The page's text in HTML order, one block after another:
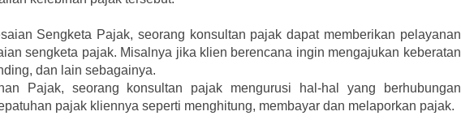
Sengketa Pajak, seorang konsultan pajak dapat memberikan pelayanan
sengketa pajak. Misalnya jika klien berencana ingin mengajukan keberatan
dan lain sebagainya.
Pajak, seorang konsultan pajak mengurusi hal-hal yang berhubungan
pajak kliennya seperti menghitung, membayar dan melaporkan pajak.